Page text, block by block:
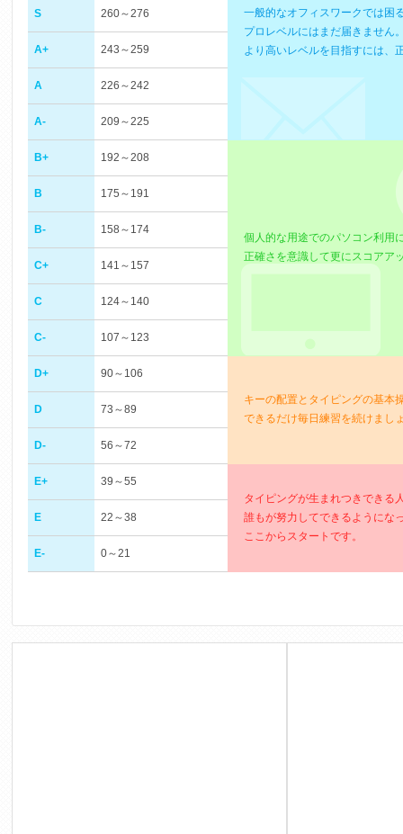
一般的なオフィスワークでは困
プロレベルにはまだ届きません
より高いレベルを目指すには、
S 260～276
A+ 243～259
A 226～242
A- 209～225
B+ 192～208
個人的な用途でのパソコン利用
正確さを意識して更にスコアア
B 175～191
B- 158～174
C+ 141～157
C 124～140
C- 107～123
D+ 90～106
キーの配置とタイピングの基本
できるだけ毎日練習を続けまし
D 73～89
D- 56～72
E+
39～55
タイピングが生まれつきできる
誰もが努力してできるようにな
ここからスタートです。
E 22～38
E- 0～21